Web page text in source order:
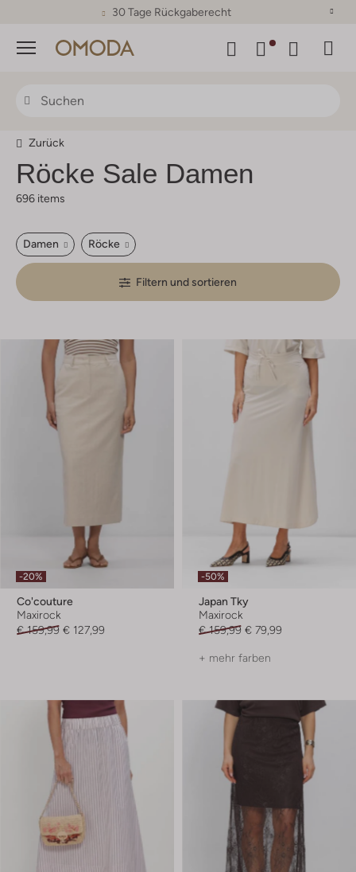
30 Tage Rückgaberecht
Menü
Zurück
Röcke Sale Damen
696 items
Damen Röcke
Filtern und sortieren
-20%
Co'couture
Maxirock
€ 159,99 € 127,99
-50%
Japan Tky
Maxirock
€ 159,99 € 79,99
+ mehr farben